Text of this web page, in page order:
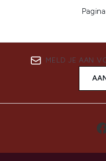
MELD JE AAN